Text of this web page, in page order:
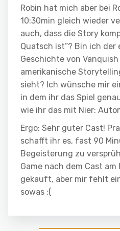
Robin hat mich aber bei
10:30min gleich wieder
auch, dass die Story
Quatsch ist”? Bin ich der
Geschichte von
amerikanische
sieht? Ich wünsche mir
in dem ihr das Spiel
wie ihr das mit Nier:
Ergo: Sehr guter Cast!
schafft ihr es, fast 90
Begeisterung zu
Game nach dem Cast
gekauft, aber mir fehlt
sowas :(